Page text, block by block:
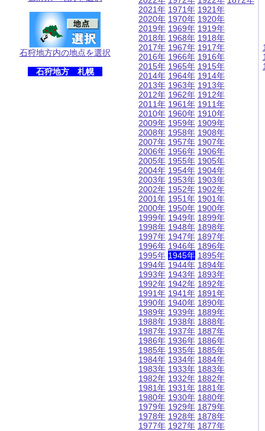
石狩地方内の地点を選択
石狩地方 札幌
2021年
2020年
2019年
2018年
2017年
2016年
2015年
2014年
2013年
2012年
2011年
2010年
2009年
2008年
2007年
2006年
2005年
2004年
2003年
2002年
2001年
2000年
1999年
1998年
1997年
1996年
1995年
1994年
1993年
1992年
1991年
1990年
1989年
1988年
1987年
1986年
1985年
1984年
1983年
1982年
1981年
1980年
1979年
1978年
1977年
1971年
1970年
1969年
1968年
1967年
1966年
1965年
1964年
1963年
1962年
1961年
1960年
1959年
1958年
1957年
1956年
1955年
1954年
1953年
1952年
1951年
1950年
1949年
1948年
1947年
1946年
1945年
1944年
1943年
1942年
1941年
1940年
1939年
1938年
1937年
1936年
1935年
1934年
1933年
1932年
1931年
1930年
1929年
1928年
1927年
1921年
1920年
1919年
1918年
1917年
1916年
1915年
1914年
1913年
1912年
1911年
1910年
1909年
1908年
1907年
1906年
1905年
1904年
1903年
1902年
1901年
1900年
1899年
1898年
1897年
1896年
1895年
1894年
1893年
1892年
1891年
1890年
1889年
1888年
1887年
1886年
1885年
1884年
1883年
1882年
1881年
1880年
1879年
1878年
1877年